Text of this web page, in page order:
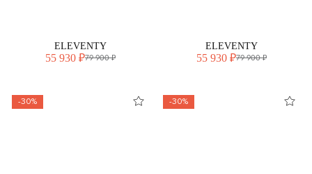
ELEVENTY
55 930 ₽79 900 ₽
ELEVENTY
55 930 ₽79 900 ₽
-30% -30%